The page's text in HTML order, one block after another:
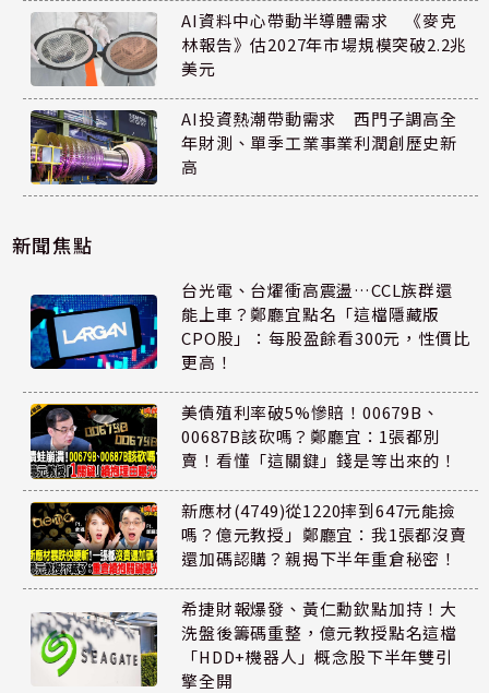
AI資料中心帶動半導體需求 《麥克
林報告》估2027年市場規模突破2.2兆
美元
AI投資熱潮帶動需求 西門子調高全
年財測、單季工業事業利潤創歷史新
高
新聞焦點
台光電、台燿衝高震盪…CCL族群還
能上車？鄭廳宜點名「這檔隱藏版
CPO股」：每股盈餘看300元，性價比
更高！
美債殖利率破5%慘賠！00679B、
00687B該砍嗎？鄭廳宜：1張都別
賣！看懂「這關鍵」錢是等出來的！
新應材(4749)從1220摔到647元能撿
嗎？億元教授」鄭廳宜：我1張都沒賣
還加碼認購？親揭下半年重倉秘密！
希捷財報爆發、黃仁勳欽點加持！大
洗盤後籌碼重整，億元教授點名這檔
「HDD+機器人」概念股下半年雙引
擎全開